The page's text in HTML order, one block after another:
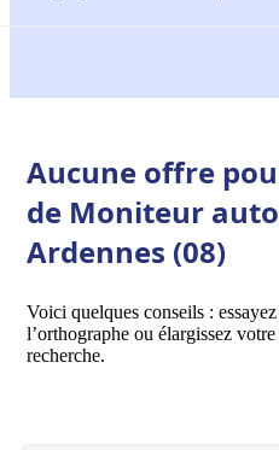
Aucune offre
de Moniteur
Ardennes (08)
Voici quelques conseils :
l’orthographe ou élargissez
recherche.